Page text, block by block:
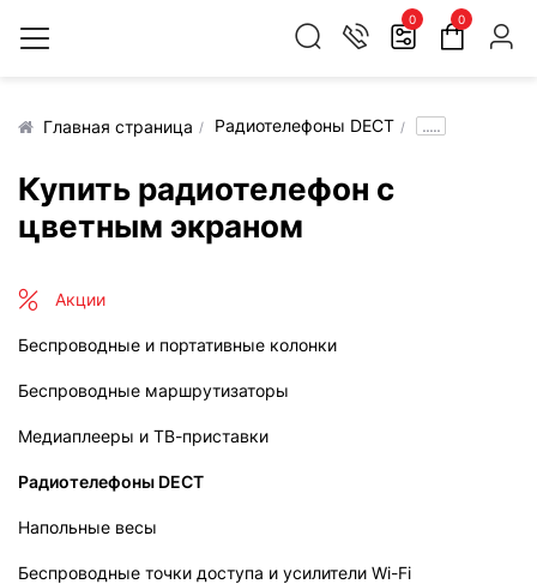
0 0
Главная страница Радиотелефоны DECT .....
Купить радиотелефон с
цветным экраном
Акции
Беспроводные и портативные колонки
Беспроводные маршрутизаторы
Медиаплееры и ТВ-приставки
Радиотелефоны DECT
Напольные весы
Беспроводные точки доступа и усилители Wi-Fi